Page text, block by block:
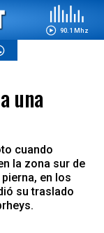
90.1 Mhz
una
cuando
la zona sur de
en los
su traslado